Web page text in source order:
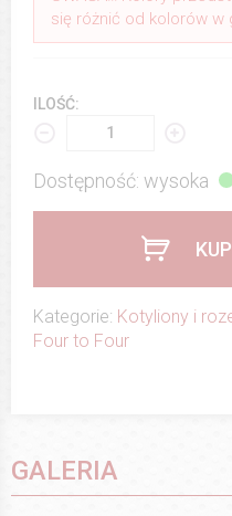
się różnić od kolorów
ILOŚĆ:
Dostępność: wysoka
Kategorie: Kotyliony i
Four to Four
GALERIA